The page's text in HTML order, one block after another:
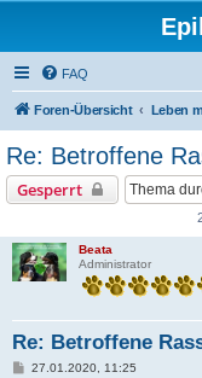
FAQ
Foren-Übersicht
Re: Betroffene
Gesperrt
Beata
Administrator
Re: Betroffene
B27.01.2020, 11:25